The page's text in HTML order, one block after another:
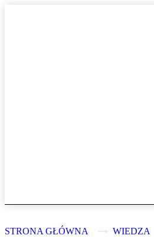
STRONA GŁÓWNA WIEDZA